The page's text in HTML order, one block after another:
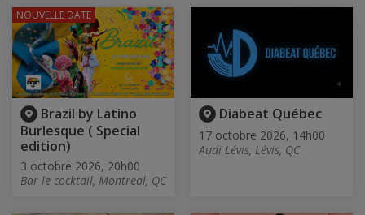
Brazil by Latino
Burlesque ( Special
edition)
3 octobre 2026, 20h00
Bar le cocktail, Montreal, QC
NOUVELLE DATE
Diabeat Québec
17 octobre 2026, 14h00
Audi Lévis, Lévis, QC